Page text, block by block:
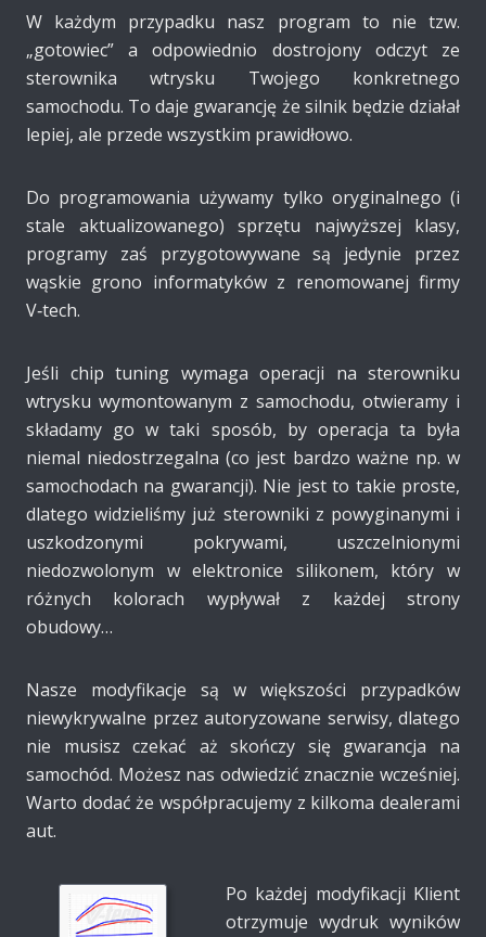
W każdym przypadku nasz program to nie tzw.
„gotowiec” a odpowiednio dostrojony odczyt ze
sterownika wtrysku Twojego konkretnego
samochodu. To daje gwarancję że silnik będzie działał
lepiej, ale przede wszystkim prawidłowo.
Do programowania używamy tylko oryginalnego (i
stale aktualizowanego) sprzętu najwyższej klasy,
programy zaś przygotowywane są jedynie przez
wąskie grono informatyków z renomowanej firmy
V‑tech.
Jeśli chip tuning wymaga operacji na sterowniku
wtrysku wymontowanym z samochodu, otwieramy i
składamy go w taki sposób, by operacja ta była
niemal niedostrzegalna (co jest bardzo ważne np. w
samochodach na gwarancji). Nie jest to takie proste,
dlatego widzieliśmy już sterowniki z powyginanymi i
uszkodzonymi pokrywami, uszczelnionymi
niedozwolonym w elektronice silikonem, który w
różnych kolorach wypływał z każdej strony
obudowy…
Nasze modyfikacje są w większości przypadków
niewykrywalne przez autoryzowane serwisy, dlatego
nie musisz czekać aż skończy się gwarancja na
samochód. Możesz nas odwiedzić znacznie wcześniej.
Warto dodać że współpracujemy z kilkoma dealerami
aut.
Po każdej modyfikacji Klient
otrzymuje wydruk wyników